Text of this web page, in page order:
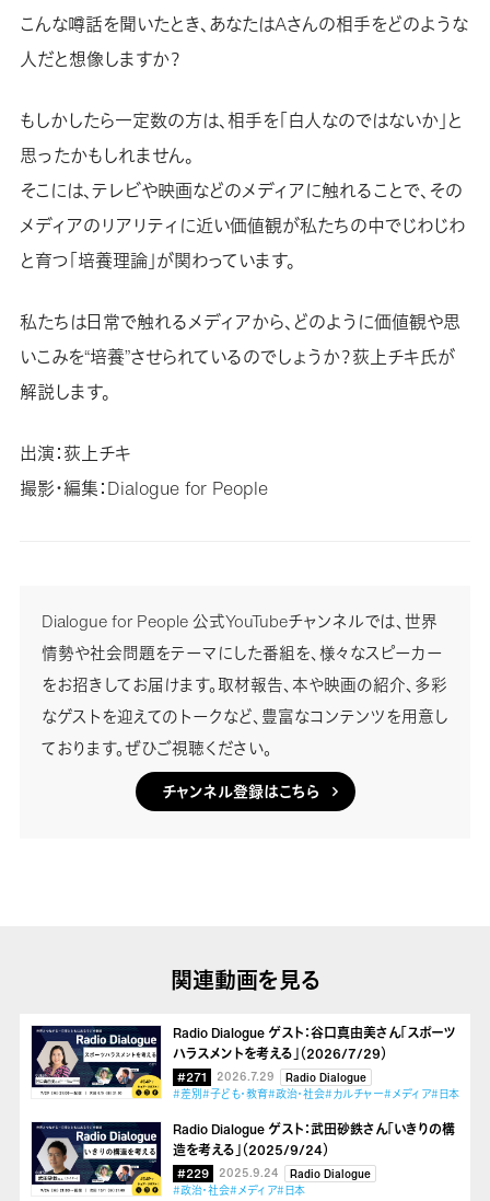
こんな噂話を聞いたとき、あなたはAさんの相手をどのような
人だと想像しますか？
もしかしたら一定数の方は、相手を「白人なのではないか」と
思ったかもしれません。
そこには、テレビや映画などのメディアに触れることで、その
メディアのリアリティに近い価値観が私たちの中でじわじわ
と育つ「培養理論」が関わっています。
私たちは日常で触れるメディアから、どのように価値観や思
いこみを“培養”させられているのでしょうか？荻上チキ氏が
解説します。
出演：荻上チキ
撮影・編集：Dialogue for People
Dialogue for People 公式YouTubeチャンネルでは、世界
情勢や社会問題をテーマにした番組を、様々なスピーカー
をお招きしてお届けます。取材報告、本や映画の紹介、多彩
なゲストを迎えてのトークなど、豊富なコンテンツを用意し
ております。ぜひご視聴ください。
チャンネル登録はこちら
関連動画を見る
Radio Dialogue ゲスト：谷口真由美さん「スポーツ
ハラスメントを考える」（2026/7/29）
#271 2026.7.29
Radio Dialogue
#差別#子ども・教育#政治・社会#カルチャー#メディア#日本
Radio Dialogue ゲスト：武田砂鉄さん「いきりの構
造を考える」（2025/9/24）
#229 2025.9.24
Radio Dialogue
#政治・社会#メディア#日本